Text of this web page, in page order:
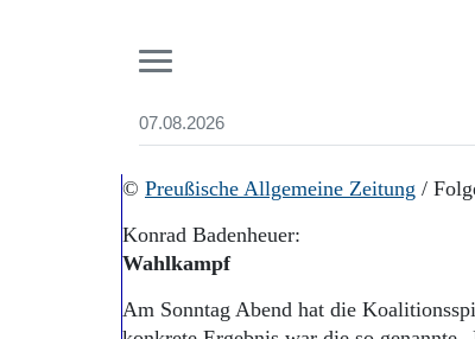
07.08.2026
Start
Aktuelle Ausgabe
Abonnenten-Login
Abo Prämien
Suchen und finden
© Preußische Allgemeine Zeitung /
Konrad Badenheuer:
Wahlkampf
Am Sonntag Abend hat die